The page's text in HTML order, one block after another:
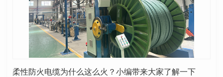
柔性防火电缆为什么这么火？小编带来大家了解一下